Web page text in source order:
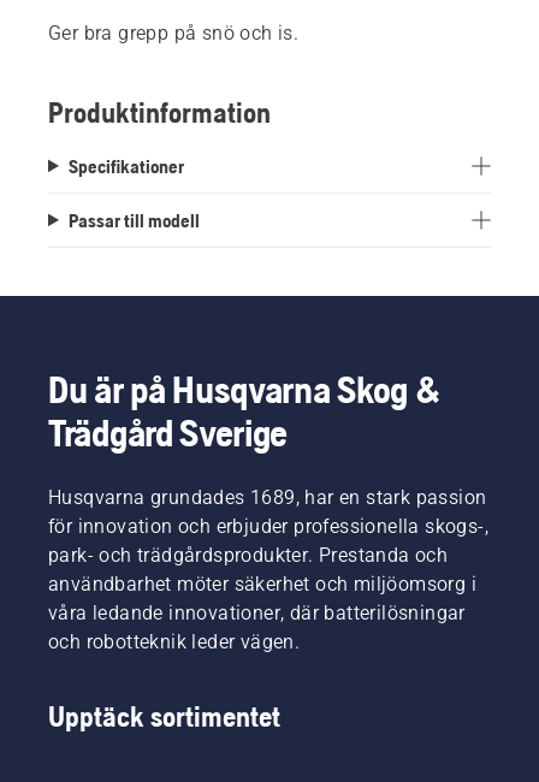
Ger bra grepp på snö och is.
Produktinformation
Specifikationer
Passar till modell
Du är på Husqvarna Skog &
Trädgård Sverige
Husqvarna grundades 1689, har en stark passion
för innovation och erbjuder professionella skogs-,
park- och trädgårdsprodukter. Prestanda och
användbarhet möter säkerhet och miljöomsorg i
våra ledande innovationer, där batterilösningar
och robotteknik leder vägen.
Upptäck sortimentet